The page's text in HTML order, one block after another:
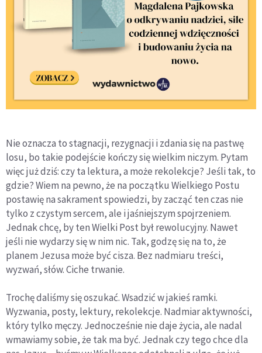
Nie oznacza to stagnacji, rezygnacji i zdania się na pastwę
losu, bo takie podejście kończy się wielkim niczym. Pytam
więc już dziś: czy ta lektura, a może rekolekcje? Jeśli tak, to
gdzie? Wiem na pewno, że na początku Wielkiego Postu
postawię na sakrament spowiedzi, by zacząć ten czas nie
tylko z czystym sercem, ale i jaśniejszym spojrzeniem.
Jednak chcę, by ten Wielki Post był rewolucyjny. Nawet
jeśli nie wydarzy się w nim nic. Tak, godzę się na to, że
planem Jezusa może być cisza. Bez nadmiaru treści,
wyzwań, słów. Ciche trwanie.
Trochę daliśmy się oszukać. Wsadzić w jakieś ramki.
Wyzwania, posty, lektury, rekolekcje. Nadmiar aktywności,
który tylko męczy. Jednocześnie nie daje życia, ale nadal
wmawiamy sobie, że tak ma być. Jednak czy tego chce dla